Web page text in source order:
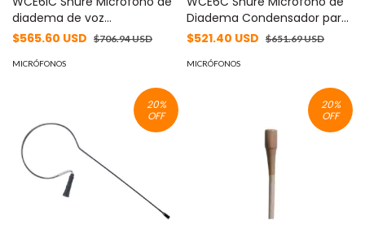
diadema de voz
omnidireccional - Cacao,
eventos en vivo.
$565.60 USD $706.94 USD
MICRÓFONOS
Diadema Condensador para
Teatro Discurso y Broadcast
Profesionales y Alta Calidad
$521.40 USD $651.69 USD
MICRÓFONOS
20%
OFF
20%
OFF